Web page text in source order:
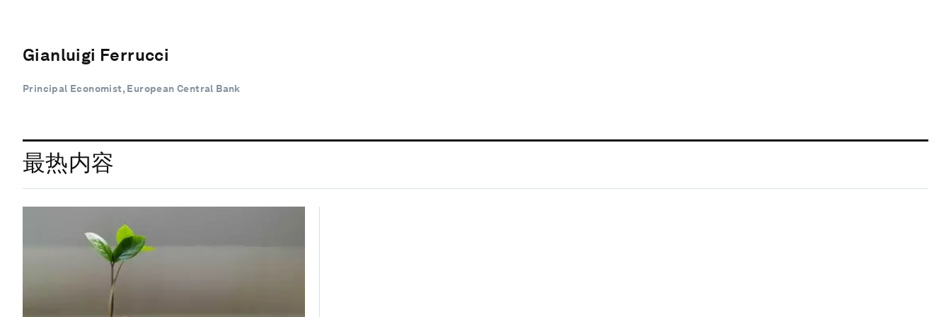
Gianluigi Ferrucci
Principal Economist, European Central Bank
最热内容